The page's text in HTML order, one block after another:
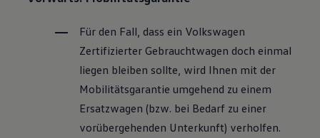
Für den Fall, dass ein Volkswagen
Zertifizierter Gebrauchtwagen doch einmal
liegen bleiben sollte, wird Ihnen mit der
Mobilitätsgarantie umgehend zu einem
Ersatzwagen (bzw. bei Bedarf zu einer
vorübergehenden Unterkunft) verholfen.